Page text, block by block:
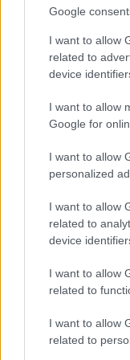
Google
I want to allow
related to
device
I want to allow
Google for
I want to allow
personalized
I want to allow
related to
device
I want to allow
related to
I want to allow
related to
οποίους
ζητάτε από
Ζητάω
ευφυΐα. Όχι
ένας δείκτης
πνεύματος. Να
Αυτό για μένα
μια
Από την Κρήτη
Εντελώς
έπαιξαν στην